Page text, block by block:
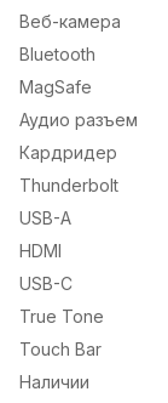
Веб-камера
Bluetooth
MagSafe
Аудио разъем
Кардридер
Thunderbolt
USB-A
HDMI
USB-С
True Tone
Touch Bar
Наличии